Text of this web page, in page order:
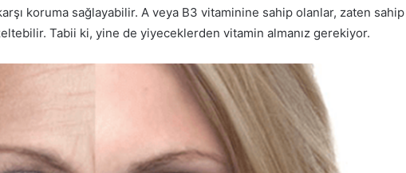
koruma sağlayabilir. A veya B3 vitaminine sahip olanlar, zaten sahip
Tabii ki, yine de yiyeceklerden vitamin almanız gerekiyor.